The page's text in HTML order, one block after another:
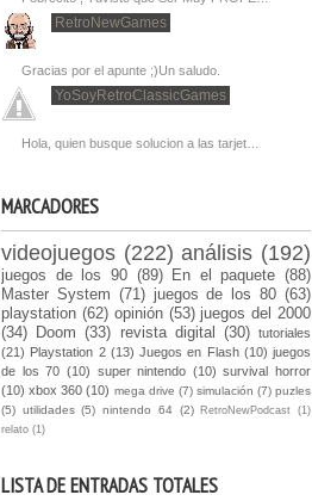
RetroNewGames
Gracias por el apunte ;)Un saludo.
YoSoyRetroClassicGames
Hola, quien busque solucion a las tarjet…
MARCADORES
videojuegos (222) análisis (192)
juegos de los 90 (89) En el paquete (88)
Master System (71) juegos de los 80 (63)
playstation (62) opinión (53) juegos del 2000
(34) Doom (33) revista digital (30) tutoriales
(21) Playstation 2 (13) Juegos en Flash (10) juegos
de los 70 (10) super nintendo (10) survival horror
(10) xbox 360 (10) mega drive (7) simulación (7) puzles
(5) utilidades (5) nintendo 64 (2) RetroNewPodcast
(1)
relato (1)
LISTA DE ENTRADAS TOTALES